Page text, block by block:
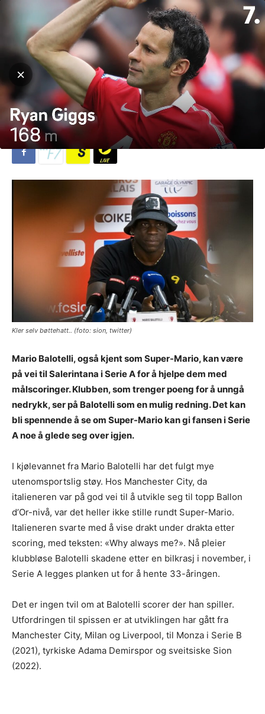
Hjem Fotball
Fotball Serie A
Salerintana vil hente Balotelli
for måljakt
Lina Elisabeth Skottene 20. januar 2024 643
Kler selv bøttehatt.. (foto: sion, twitter)
Mario Balotelli, også kjent som Super-Mario, kan være
på vei til Salerintana i Serie A for å hjelpe dem med
målscoringer. Klubben, som trenger poeng for å unngå
nedrykk, ser på Balotelli som en mulig redning. Det kan
bli spennende å se om Super-Mario kan gi fansen i Serie
A noe å glede seg over igjen.
I kjølevannet fra Mario Balotelli har det fulgt mye
utenomsportslig støy. Hos Manchester City, da
italieneren var på god vei til å utvikle seg til topp Ballon
d’Or-nivå, var det heller ikke stille rundt Super-Mario.
Italieneren svarte med å vise drakt under drakta etter
scoring, med teksten: «Why always me?». Nå pleier
klubbløse Balotelli skadene etter en bilkrasj i november, i
Serie A legges planken ut for å hente 33-åringen.
Det er ingen tvil om at Balotelli scorer der han spiller.
Utfordringen til spissen er at utviklingen har gått fra
Manchester City, Milan og Liverpool, til Monza i Serie B
(2021), tyrkiske Adama Demirspor og sveitsiske Sion
(2022).